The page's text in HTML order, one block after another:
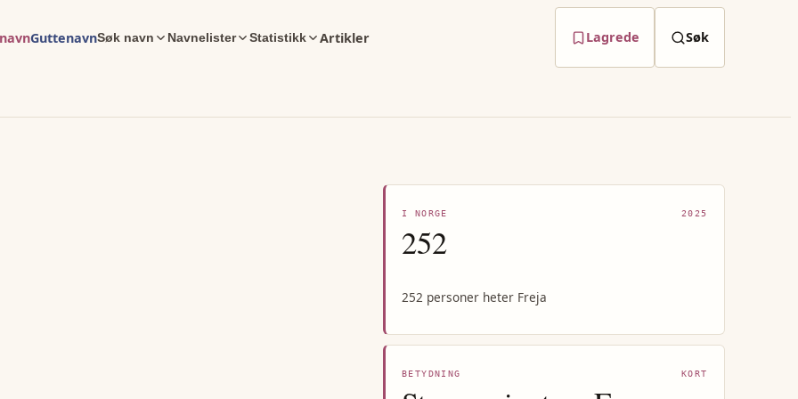
GuttenavnSøk navn Navnelister Statistikk Artikler Lagrede Søk
I NORGE 2025
252
252 personer heter Freja
BETYDNING KORT